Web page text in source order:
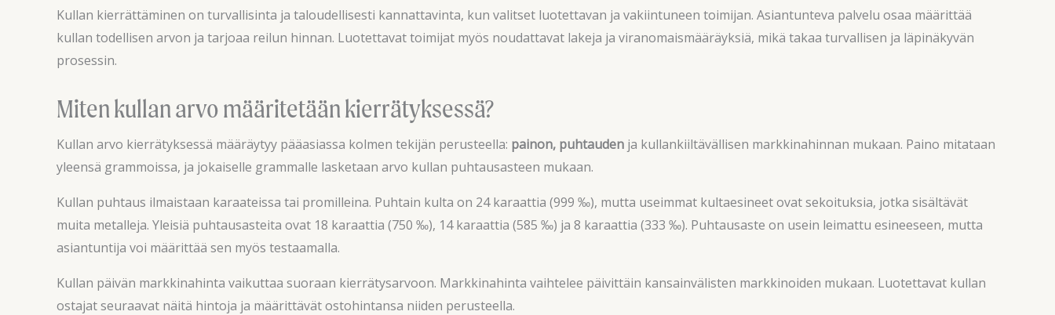
Kullan kierrättäminen on turvallisinta ja taloudellisesti kannattavinta, kun valitset luotettavan ja vakiintuneen toimijan. Asiantunteva palvelu osaa määrittää
kullan todellisen arvon ja tarjoaa reilun hinnan. Luotettavat toimijat myös noudattavat lakeja ja viranomaismääräyksiä, mikä takaa turvallisen ja läpinäkyvän
prosessin.
Miten kullan arvo määritetään kierrätyksessä?
Kullan arvo kierrätyksessä määräytyy pääasiassa kolmen tekijän perusteella: painon, puhtauden ja kullankiiltävällisen markkinahinnan mukaan. Paino mitataan
yleensä grammoissa, ja jokaiselle grammalle lasketaan arvo kullan puhtausasteen mukaan.
Kullan puhtaus ilmaistaan karaateissa tai promilleina. Puhtain kulta on 24 karaattia (999 ‰), mutta useimmat kultaesineet ovat sekoituksia, jotka sisältävät
muita metalleja. Yleisiä puhtausasteita ovat 18 karaattia (750 ‰), 14 karaattia (585 ‰) ja 8 karaattia (333 ‰). Puhtausaste on usein leimattu esineeseen, mutta
asiantuntija voi määrittää sen myös testaamalla.
Kullan päivän markkinahinta vaikuttaa suoraan kierrätysarvoon. Markkinahinta vaihtelee päivittäin kansainvälisten markkinoiden mukaan. Luotettavat kullan
ostajat seuraavat näitä hintoja ja määrittävät ostohintansa niiden perusteella.